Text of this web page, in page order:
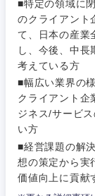
■特定の領域に
のクライアント
て、日本の産業
し、今後、中長
考えている方
■幅広い業界の
クライアント企
ジネス/サービ
い方
■経営課題の解
想の策定から実
価値向上に貢献
甲信越